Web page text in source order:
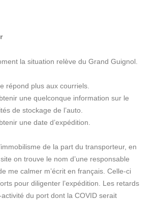
la situation relève du Grand Guignol.
répond plus aux courriels.
une quelconque information sur le
de stockage de l’auto.
une date d’expédition.
de la part du transporteur, en
on trouve le nom d’une responsable
me calmer m’écrit en français. Celle-ci
pour diligenter l’expédition. Les retards
du port dont la COVID serait